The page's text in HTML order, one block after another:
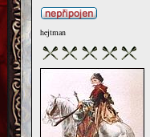
hejtman